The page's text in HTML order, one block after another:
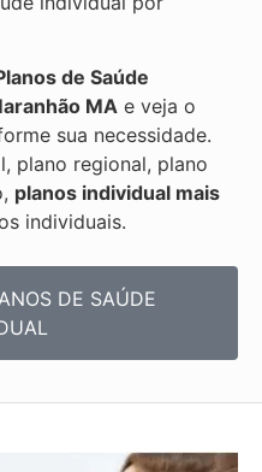
de Saúde
MA e veja o
sua necessidade.
plano regional, plano
planos individual mais
individuais.
DE SAÚDE